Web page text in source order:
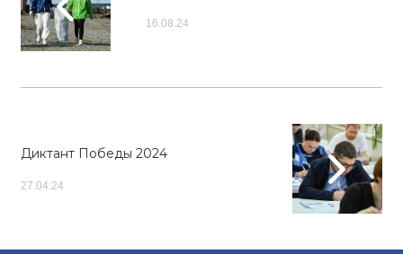
16.08.24
Диктант Победы 2024
27.04.24